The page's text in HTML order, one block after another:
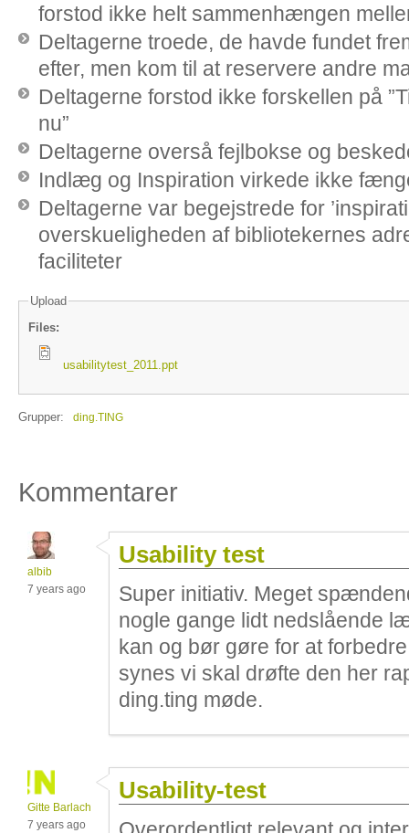
forstod ikke helt sammenhængen
Deltagerne troede, de havde fundet
efter, men kom til at reservere andre
Deltagerne forstod ikke forskellen på
nu”
Deltagerne overså fejlbokse og
Indlæg og Inspiration virkede ikke
Deltagerne var begejstrede for
overskueligheden af bibliotekernes
faciliteter
Upload
Files:
usabilitytest_2011.ppt
Grupper: ding.TING
Kommentarer
albib
7 years ago
Usability test
Super initiativ. Meget
nogle gange lidt nedslående
kan og bør gøre for at
synes vi skal drøfte den her
ding.ting møde.
Gitte Barlach
7 years ago
Usability-test